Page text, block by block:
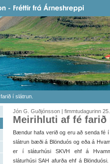
í slátrun.
Jón G. Guðjónsson | fimmtudagurinn
Meirihluti af fé farið
Bændur hafa verið og eru að senda fé
slátrun bæði á Blönduós og eða á
er í sláturhúsi SKVH ehf á
sláturhúsi SAH afurða ehf á